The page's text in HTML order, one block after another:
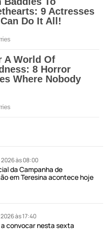
às 08:00
da Campanha de
em Teresina acontece hoje
às 17:40
a convocar nesta sexta